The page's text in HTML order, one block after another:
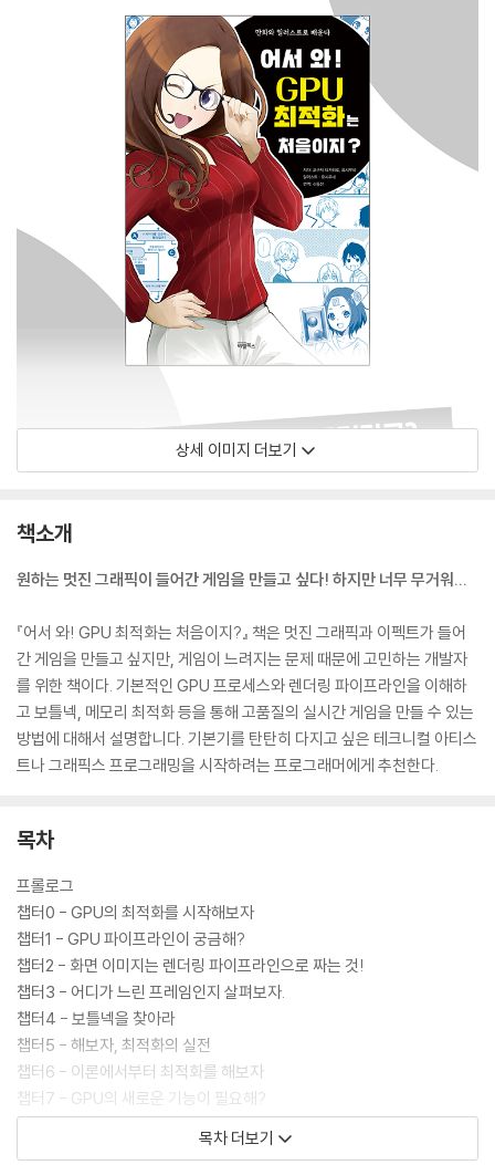
상세 이미지 더보기
책소개
원하는 멋진 그래픽이 들어간 게임을 만들고 싶다! 하지만 너무 무거워...
『어서 와! GPU 최적화는 처음이지?』 책은 멋진 그래픽과 이펙트가 들어
간 게임을 만들고 싶지만, 게임이 느려지는 문제 때문에 고민하는 개발자
를 위한 책이다. 기본적인 GPU 프로세스와 렌더링 파이프라인을 이해하
고 보틀넥, 메모리 최적화 등을 통해 고품질의 실시간 게임을 만들 수 있는
방법에 대해서 설명합니다. 기본기를 탄탄히 다지고 싶은 테크니컬 아티스
트나 그래픽스 프로그래밍을 시작하려는 프로그래머에게 추천한다.
목차
프롤로그
챕터0 - GPU의 최적화를 시작해보자
챕터1 - GPU 파이프라인이 궁금해?
챕터2 - 화면 이미지는 렌더링 파이프라인으로 짜는 것!
챕터3 - 어디가 느린 프레임인지 살펴보자.
챕터4 - 보틀넥을 찾아라
챕터5 - 해보자, 최적화의 실전
챕터6 - 이론에서부터 최적화를 해보자
챕터7 - GPU의 새로운 기능이 필요해?
챕터8 - 이제는?
목차 더보기